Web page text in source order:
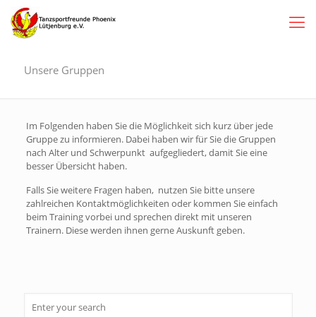
Unsere Gruppen
Im Folgenden haben Sie die Möglichkeit sich kurz über jede
Gruppe zu informieren. Dabei haben wir für Sie die Gruppen
nach Alter und Schwerpunkt aufgegliedert, damit Sie eine
besser Übersicht haben.
Falls Sie weitere Fragen haben, nutzen Sie bitte unsere
zahlreichen Kontaktmöglichkeiten oder kommen Sie einfach
beim Training vorbei und sprechen direkt mit unseren
Trainern. Diese werden ihnen gerne Auskunft geben.